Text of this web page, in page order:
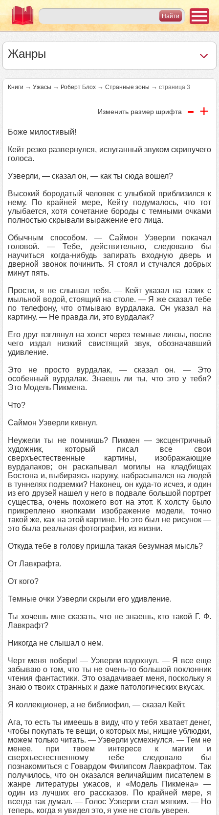
Жанры
Книги → Ужасы → Роберт Блох → Странные эоны → страница 3
Изменить размер шрифта - +
Боже милостивый!
Кейт резко развернулся, испуганный звуком скрипучего
голоса.
Уэверли, — сказал он, — как ты сюда вошел?
Высокий бородатый человек с улыбкой приблизился к
нему. По крайней мере, Кейту подумалось, что тот
улыбается, хотя сочетание бороды с темными очками
полностью скрывали выражение его лица.
Обычным способом. — Саймон Уэверли покачал
головой. — Тебе, действительно, следовало бы
научиться когда-нибудь запирать входную дверь и
дверной звонок починить. Я стоял и стучался добрых
минут пять.
Прости, я не слышал тебя. — Кейт указал на тазик с
мыльной водой, стоящий на столе. — Я же сказал тебе
по телефону, что отмываю вурдалака. Он указал на
картину. — Не правда ли, это вурдалак?
Его друг взглянул на холст через темные линзы, после
чего издал низкий свистящий звук, обозначавший
удивление.
Это не просто вурдалак, — сказал он. — Это
особенный вурдалак. Знаешь ли ты, что это у тебя?
Это Модель Пикмена.
Что?
Саймон Уэверли кивнул.
Неужели ты не помнишь? Пикмен — эксцентричный
художник, который писал все свои
сверхъестественные картины, изображающие
вурдалаков; он раскапывал могилы на кладбищах
Бостона и, выбираясь наружу, набрасывался на людей
в туннелях подземки? Наконец, он куда-то исчез, и один
из его друзей нашел у него в подвале большой портрет
существа, очень похожего вот на этот. К холсту было
прикреплено кнопками изображение модели, точно
такой же, как на этой картине. Но это был не рисунок —
это была реальная фотография, из жизни.
Откуда тебе в голову пришла такая безумная мысль?
От Лавкрафта.
От кого?
Темные очки Уэверли скрыли его удивление.
Ты хочешь мне сказать, что не знаешь, кто такой Г. Ф.
Лавкрафт?
Никогда не слышал о нем.
Черт меня побери! — Уэверли вздохнул. — Я все еще
забываю о том, что ты не очень-то большой поклонник
чтения фантастики. Это озадачивает меня, поскольку я
знаю о твоих странных и даже патологических вкусах.
Я коллекционер, а не библиофил, — сказал Кейт.
Ага, то есть ты имеешь в виду, что у тебя хватает денег,
чтобы покупать те вещи, о которых мы, нищие ублюдки,
можем только читать. — Уэверли усмехнулся. — Тем не
менее, при твоем интересе к магии и
сверхъестественному тебе следовало бы
познакомиться с Говардом Филипсом Лавкрафтом. Так
получилось, что он оказался величайшим писателем в
жанре литературы ужасов, и «Модель Пикмена» —
один из лучших его рассказов. По крайней мере, я
всегда так думал. — Голос Уэверли стал мягким. — Но
теперь, когда я увидел это, я уже не столь уверен.